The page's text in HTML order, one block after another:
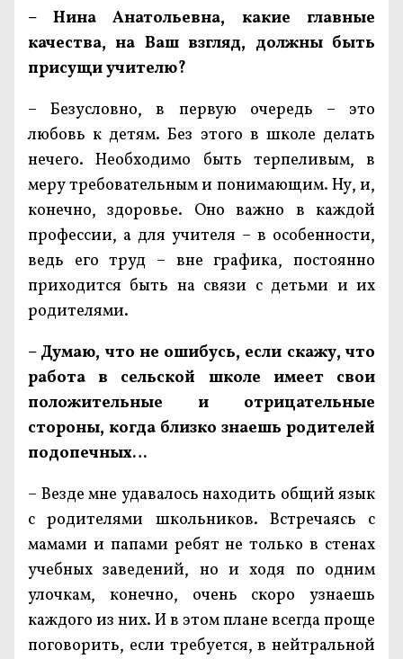
– Нина Анатольевна, какие главные
качества, на Ваш взгляд, должны быть
присущи учителю?
– Безусловно, в первую очередь – это
любовь к детям. Без этого в школе делать
нечего. Необходимо быть терпеливым, в
меру требовательным и понимающим. Ну, и,
конечно, здоровье. Оно важно в каждой
профессии, а для учителя – в особенности,
ведь его труд – вне графика, постоянно
приходится быть на связи с детьми и их
родителями.
– Думаю, что не ошибусь, если скажу, что
работа в сельской школе имеет свои
положительные и отрицательные
стороны, когда близко знаешь родителей
подопечных…
– Везде мне удавалось находить общий язык
с родителями школьников. Встречаясь с
мамами и папами ребят не только в стенах
учебных заведений, но и ходя по одним
улочкам, конечно, очень скоро узнаешь
каждого из них. И в этом плане всегда проще
поговорить, если требуется, в нейтральной